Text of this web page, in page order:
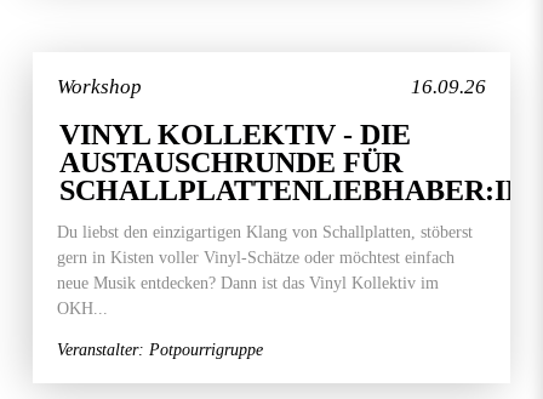
16.09.26
Workshop
VINYL KOLLEKTIV - DIE
AUSTAUSCHRUNDE FÜR
Du liebst den einzigartigen Klang von Schallplatten, stöberst
gern in Kisten voller Vinyl-Schätze oder möchtest einfach
neue Musik entdecken? Dann ist das Vinyl Kollektiv im
OKH...
Veranstalter: Potpourrigruppe